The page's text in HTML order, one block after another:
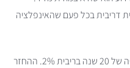
דריבית בכל פעם שהאינפלציה
דוגמה: נניח שלוויתם 100 אש"ח לתקופה של 20 שנה בריבית 2%. ההחזר